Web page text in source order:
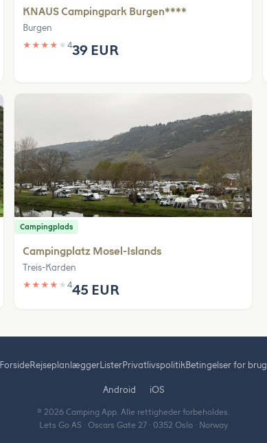
KNAUS Campingpark Burgen****
Burgen
★ ★ ★ ★ ★439 EUR
Campingplads
Campingplatz Mosel-Islands
Treis-Karden
★ ★ ★ ★ ★445 EUR
ForsideRejseplanlæggerListerPrivatlivspolitikBetingelser for brug
Android iOS
© 2026 Camping App. Alle rettigheder forbeholdes.
Lets Go AS · Oscars Gate 27 · 0352 Oslo · Norway